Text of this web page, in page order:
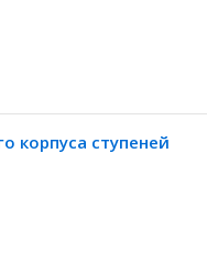
корпуса ступеней